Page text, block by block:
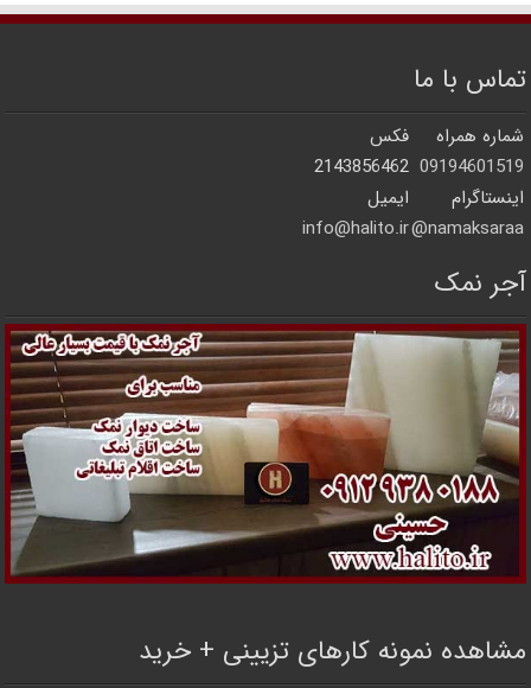
تماس با ما
شماره همراه
فکس
09194601519
2143856462
اینستاگرام
ایمیل
namaksaraa@
info@halito.ir
آجر نمک
مشاهده نمونه کارهای تزیینی + خرید